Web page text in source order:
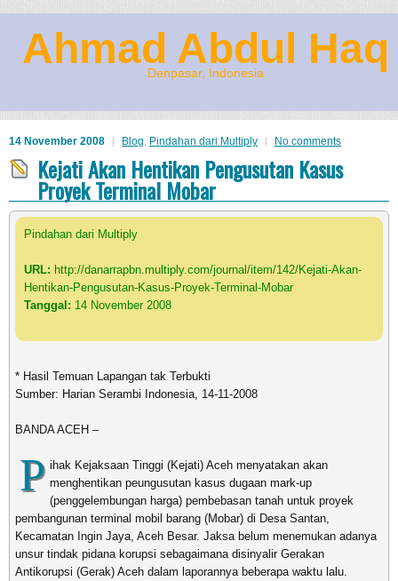
Ahmad Abdul Haq
Denpasar, Indonesia
14 November 2008 Blog, Pindahan dari Multiply No comments
Kejati Akan Hentikan Pengusutan Kasus
Proyek Terminal Mobar
Pindahan dari Multiply
URL: http://danarrapbn.multiply.com/journal/item/142/Kejati-Akan-
Hentikan-Pengusutan-Kasus-Proyek-Terminal-Mobar
Tanggal: 14 November 2008
* Hasil Temuan Lapangan tak Terbukti
Sumber: Harian Serambi Indonesia, 14-11-2008
BANDA ACEH –
P ihak Kejaksaan Tinggi (Kejati) Aceh menyatakan akan
menghentikan peungusutan kasus dugaan mark-up
(penggelembungan harga) pembebasan tanah untuk proyek
pembangunan terminal mobil barang (Mobar) di Desa Santan,
Kecamatan Ingin Jaya, Aceh Besar. Jaksa belum menemukan adanya
unsur tindak pidana korupsi sebagaimana disinyalir Gerakan
Antikorupsi (Gerak) Aceh dalam laporannya beberapa waktu lalu.